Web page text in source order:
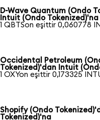
D-Wave Quantum (Ondo
Intuit (Ondo Tokenized)'na
1 QBTSon eşittir 0,060778
Occidental Petroleum
Tokenized)'dan Intuit
1 OXYon eşittir 0,173325
Shopify (Ondo
Tokenized)'na